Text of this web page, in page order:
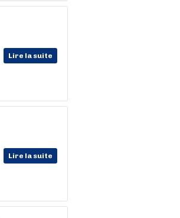
Lire la suite
Lire la suite